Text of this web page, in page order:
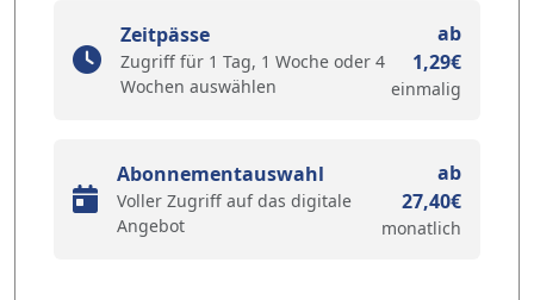
Zeitpässe
Zugriff für 1 Tag, 1 Woche oder 4
Wochen auswählen
ab
1,29€
einmalig
Abonnementauswahl
Voller Zugriff auf das digitale
Angebot
ab
27,40€
monatlich